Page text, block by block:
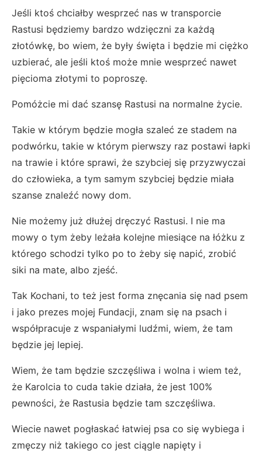
Jeśli ktoś chciałby wesprzeć nas w transporcie
Rastusi będziemy bardzo wdzięczni za każdą
złotówkę, bo wiem, że były święta i będzie mi ciężko
uzbierać, ale jeśli ktoś może mnie wesprzeć nawet
pięcioma złotymi to poproszę.
Pomóżcie mi dać szansę Rastusi na normalne życie.
Takie w którym będzie mogła szaleć ze stadem na
podwórku, takie w którym pierwszy raz postawi łapki
na trawie i które sprawi, że szybciej się przyzwyczai
do człowieka, a tym samym szybciej będzie miała
szanse znaleźć nowy dom.
Nie możemy już dłużej dręczyć Rastusi. I nie ma
mowy o tym żeby leżała kolejne miesiące na łóżku z
którego schodzi tylko po to żeby się napić, zrobić
siki na mate, albo zjeść.
Tak Kochani, to też jest forma znęcania się nad psem
i jako prezes mojej Fundacji, znam się na psach i
współpracuje z wspaniałymi ludźmi, wiem, że tam
będzie jej lepiej.
Wiem, że tam będzie szczęśliwa i wolna i wiem też,
że Karolcia to cuda takie działa, że jest 100%
pewności, że Rastusia będzie tam szczęśliwa.
Wiecie nawet pogłaskać łatwiej psa co się wybiega i
zmęczy niż takiego co jest ciągle napięty i